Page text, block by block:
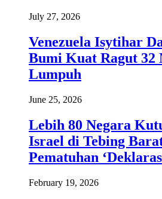
July 27, 2026
Venezuela Isytihar
Bumi Kuat Ragut 32
Lumpuh
June 25, 2026
Lebih 80 Negara
Israel di Tebing
Pematuhan
February 19, 2026